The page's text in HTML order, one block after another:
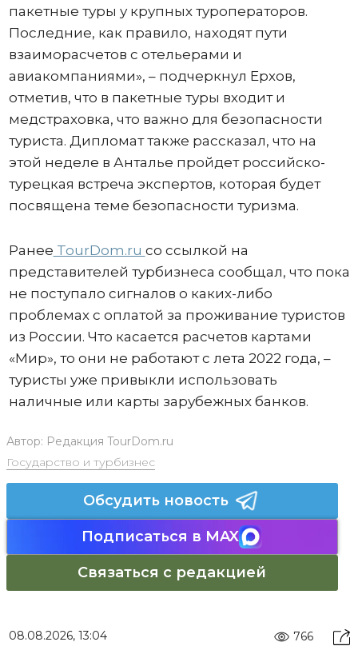
пакетные туры у крупных туроператоров.
Последние, как правило, находят пути
взаиморасчетов с отельерами и
авиакомпаниями», – подчеркнул Ерхов,
отметив, что в пакетные туры входит и
медстраховка, что важно для безопасности
туриста. Дипломат также рассказал, что на
этой неделе в Анталье пройдет российско-
турецкая встреча экспертов, которая будет
посвящена теме безопасности туризма.
Ранее TourDom.ru со ссылкой на
представителей турбизнеса сообщал, что пока
не поступало сигналов о каких-либо
проблемах с оплатой за проживание туристов
из России. Что касается расчетов картами
«Мир», то они не работают с лета 2022 года, –
туристы уже привыкли использовать
наличные или карты зарубежных банков.
Автор: Редакция TourDom.ru
Государство и турбизнес
Обсудить новость
Подписаться в MAX
Связаться с редакцией
08.08.2026, 13:04 766